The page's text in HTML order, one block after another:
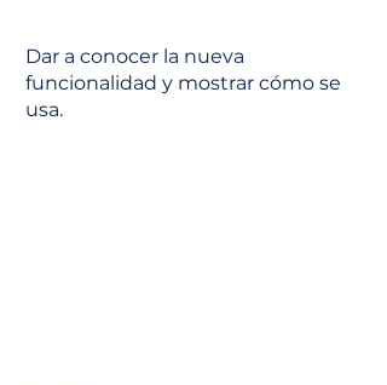
Dar a conocer la nueva
funcionalidad y mostrar cómo se
usa.